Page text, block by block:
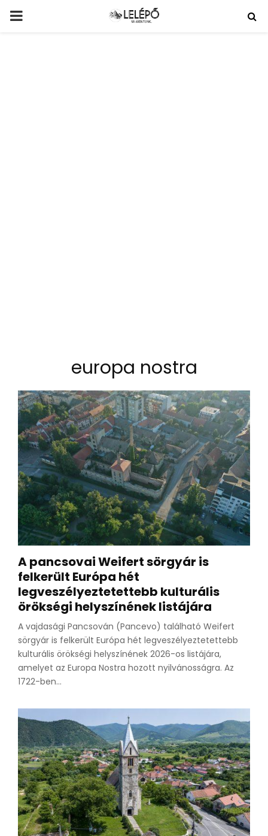
PRIMARY
europa nostra
A pancsovai Weifert sörgyár is
felkerült Európa hét
legveszélyeztetettebb kulturális
örökségi helyszínének listájára
A vajdasági Pancsován (Pancevo) található Weifert
sörgyár is felkerült Európa hét legveszélyeztetettebb
kulturális örökségi helyszínének 2026-os listájára,
amelyet az Europa Nostra hozott nyilvánosságra. Az
1722-ben...